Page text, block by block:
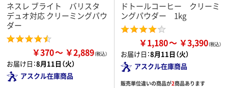
ネスレ ブライト バリスタ
デュオ対応 クリーミングパウ
ダー
￥370 ￥2,889
お届け日：8月11日（火）
アスクル在庫商品
ドトールコーヒー クリーミ
ングパウダー 1kg
￥1,180 ￥3,390
お届け日：8月11日（火）
アスクル在庫商品
販売単位違いの商品が2商品あります